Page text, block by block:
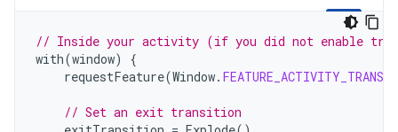
// Inside your activity (if you did not enable
with(window)
{
requestFeature(Window.
// Set an exit transition